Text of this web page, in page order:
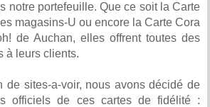
notre portefeuille. Que ce soit la Carte
magasins-U ou encore la Carte Cora
de Auchan, elles offrent toutes des
à leurs clients.
de sites-a-voir, nous avons décidé de
officiels de ces cartes de fidélité :